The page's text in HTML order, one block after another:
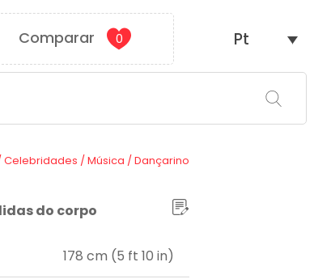
Comparar 0 Pt
Celebridades /Música /Dançarino
do corpo
178 cm (5 ft 10 in)